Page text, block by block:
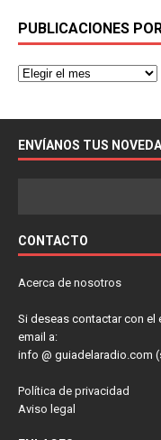
PUBLICACIONES
ENVÍANOS TUS
CONTACTO
Acerca de nosotros
Si deseas contactar con el
email a:
info @ guiadelaradio.com
Política de privacidad
Aviso legal